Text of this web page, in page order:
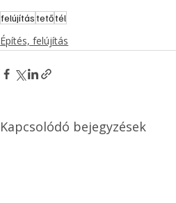
felújítástetőtél
Építés, felújítás
Kapcsolódó bejegyzések